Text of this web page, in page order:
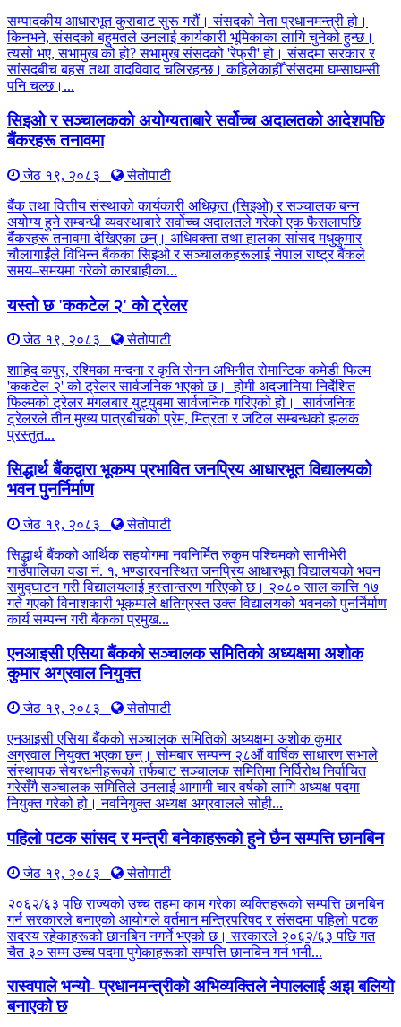
सम्पादकीय आधारभूत कुराबाट सुरू गरौं। संसदको नेता प्रधानमन्त्री हो।
किनभने, संसदको बहुमतले उनलाई कार्यकारी भूमिकाका लागि चुनेको हुन्छ।
त्यसो भए, सभामुख को हो? सभामुख संसदको 'रेफ्री' हो। संसदमा सरकार र
सांसदबीच बहस तथा वादविवाद चलिरहन्छ। कहिलेकाहीँ संसदमा घम्साघम्सी
पनि चल्छ।...
सिइओ र सञ्चालकको अयोग्यताबारे सर्वोच्च अदालतको आदेशपछि
बैंकरहरू तनावमा
जेठ १९, २०८३
सेतोपाटी
बैंक तथा वित्तीय संस्थाको कार्यकारी अधिकृत (सिइओ) र सञ्चालक बन्न
अयोग्य हुने सम्बन्धी व्यवस्थाबारे सर्वोच्च अदालतले गरेको एक फैसलापछि
बैंकरहरू तनावमा देखिएका छन्। अधिवक्ता तथा हालका सांसद मधुकुमार
चौलागाईंले विभिन्न बैंकका सिइओ र सञ्चालकहरूलाई नेपाल राष्ट्र बैंकले
समय–समयमा गरेको कारबाहीका...
यस्तो छ 'ककटेल २' को ट्रेलर
जेठ १९, २०८३
सेतोपाटी
शाहिद कपुर, रश्मिका मन्दना र कृति सेनन अभिनीत रोमान्टिक कमेडी फिल्म
'ककटेल २' को ट्रेलर सार्वजनिक भएको छ। होमी अदजानिया निर्देशित
फिल्मको ट्रेलर मंगलबार युट्युबमा सार्वजनिक गरिएको हो। सार्वजनिक
ट्रेलरले तीन मुख्य पात्रबीचको प्रेम, मित्रता र जटिल सम्बन्धको झलक
प्रस्तुत...
सिद्धार्थ बैंकद्वारा भूकम्प प्रभावित जनप्रिय आधारभूत विद्यालयको
भवन पुनर्निर्माण
जेठ १९, २०८३
सेतोपाटी
सिद्धार्थ बैंकको आर्थिक सहयोगमा नवनिर्मित रुकुम पश्चिमको सानीभेरी
गाउँपालिका वडा नं. १, भण्डारवनस्थित जनप्रिय आधारभूत विद्यालयको भवन
समुद्घाटन गरी विद्यालयलाई हस्तान्तरण गरिएको छ। २०८० साल कात्ति १७
गते गएको विनाशकारी भूकम्पले क्षतिग्रस्त उक्त विद्यालयको भवनको पुनर्निर्माण
कार्य सम्पन्न गरी बैंकका प्रमुख...
एनआइसी एसिया बैंकको सञ्चालक समितिको अध्यक्षमा अशोक
कुमार अग्रवाल नियुक्त
जेठ १९, २०८३
सेतोपाटी
एनआइसी एसिया बैंकको सञ्चालक समितिको अध्यक्षमा अशोक कुमार
अग्रवाल नियुक्त भएका छन्। सोमबार सम्पन्न २८औं वार्षिक साधारण सभाले
संस्थापक सेयरधनीहरूको तर्फबाट सञ्चालक समितिमा निर्विरोध निर्वाचित
गरेसँगै सञ्चालक समितिले उनलाई आगामी चार वर्षको लागि अध्यक्ष पदमा
नियुक्त गरेको हो। नवनियुक्त अध्यक्ष अग्रवालले सोही...
पहिलो पटक सांसद र मन्त्री बनेकाहरूको हुने छैन सम्पत्ति छानबिन
जेठ १९, २०८३
सेतोपाटी
२०६२/६३ पछि राज्यको उच्च तहमा काम गरेका व्यक्तिहरूको सम्पत्ति छानबिन
गर्न सरकारले बनाएको आयोगले वर्तमान मन्त्रिपरिषद र संसदमा पहिलो पटक
सदस्य रहेकाहरूको छानबिन नगर्ने भएको छ। सरकारले २०६२/६३ पछि गत
चैत ३० सम्म उच्च पदमा पुगेकाहरूको सम्पत्ति छानबिन गर्न भनी...
रास्वपाले भन्यो- प्रधानमन्त्रीको अभिव्यक्तिले नेपाललाई अझ बलियो
बनाएको छ